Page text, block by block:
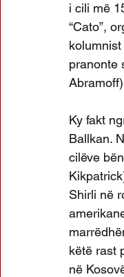
i cili më
“Cato”,
pranonte
Ky fakt
Ballkan.
cilëve
Shirli në
këtë rast
në